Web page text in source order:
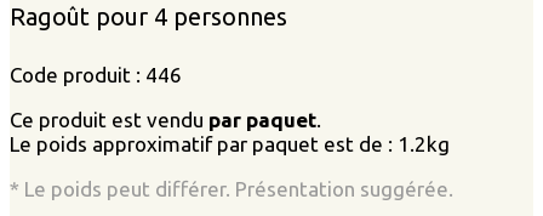
Ragoût pour 4 personnes
Code produit : 446
Ce produit est vendu par paquet.
Le poids approximatif par paquet est de : 1.2kg
* Le poids peut différer. Présentation suggérée.